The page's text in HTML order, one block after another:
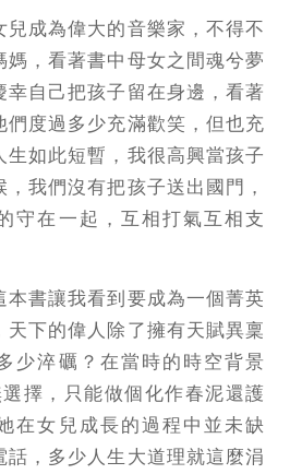
成為偉大的音樂家，不得不
，看著書中母女之間魂兮夢
自己把孩子留在身邊，看著
們度過多少充滿歡笑，但也充
如此短暫，我很高興當孩子
我們沒有把孩子送出國門，
守在一起，互相打氣互相支
本書讓我看到要成為一個菁英
天下的偉人除了擁有天賦異稟
少淬礪？在當時的時空背景
擇，只能做個化作春泥還護
在女兒成長的過程中並未缺
話，多少人生大道理就這麼涓